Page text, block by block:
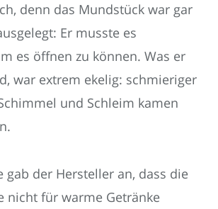
denn das Mundstück war gar
Er musste es
es öffnen zu können. Was er
war extrem ekelig: schmieriger
und Schleim kamen
gab der Hersteller an, dass die
nicht für warme Getränke